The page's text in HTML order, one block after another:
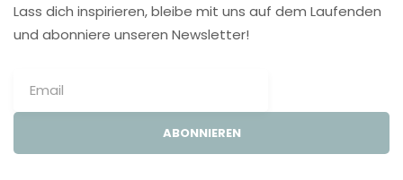
Lass dich inspirieren, bleibe mit uns auf dem Laufenden
und abonniere unseren Newsletter!
ABONNIEREN